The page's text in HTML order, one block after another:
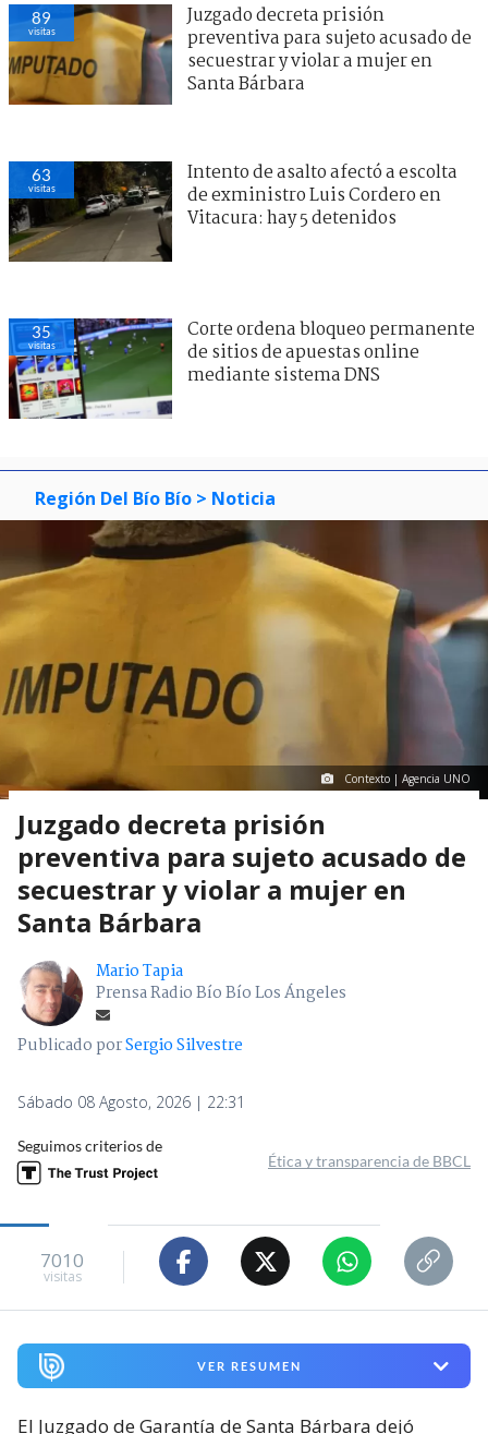
89
visitas
Juzgado decreta prisión
preventiva para sujeto acusado de
secuestrar y violar a mujer en
Santa Bárbara
63
visitas
Intento de asalto afectó a escolta
de exministro Luis Cordero en
Vitacura: hay 5 detenidos
35
visitas
Corte ordena bloqueo permanente
de sitios de apuestas online
mediante sistema DNS
Región Del Bío Bío > Noticia
Contexto | Agencia UNO
Juzgado decreta prisión
preventiva para sujeto acusado de
secuestrar y violar a mujer en
Santa Bárbara
Mario Tapia
Prensa Radio Bío Bío Los Ángeles
Publicado porSergio Silvestre
Sábado 08 Agosto, 2026 | 22:31
Seguimos criterios de
Ética y transparencia de BBCL
7010
visitas
VER RESUMEN
El Juzgado de Garantía de Santa Bárbara dejó